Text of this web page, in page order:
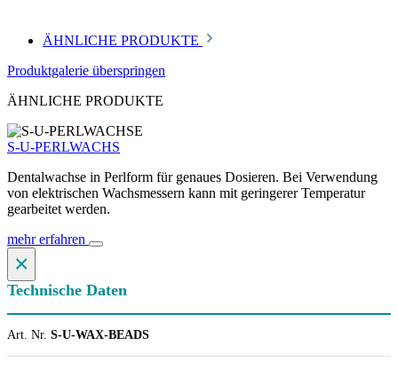
ÄHNLICHE PRODUKTE
Produktgalerie überspringen
ÄHNLICHE PRODUKTE
S-U-PERLWACHS
Dentalwachse in Perlform für genaues Dosieren. Bei Verwendung
von elektrischen Wachsmessern kann mit geringerer Temperatur
gearbeitet werden.
mehr erfahren
×
Technische Daten
Art. Nr. S-U-WAX-BEADS